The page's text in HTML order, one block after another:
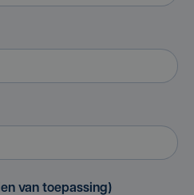
van toepassing)